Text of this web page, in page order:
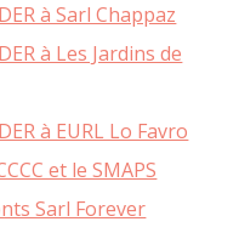
à Sarl Chappaz
à Les Jardins de
à EURL Lo Favro
et le SMAPS
Sarl Forever